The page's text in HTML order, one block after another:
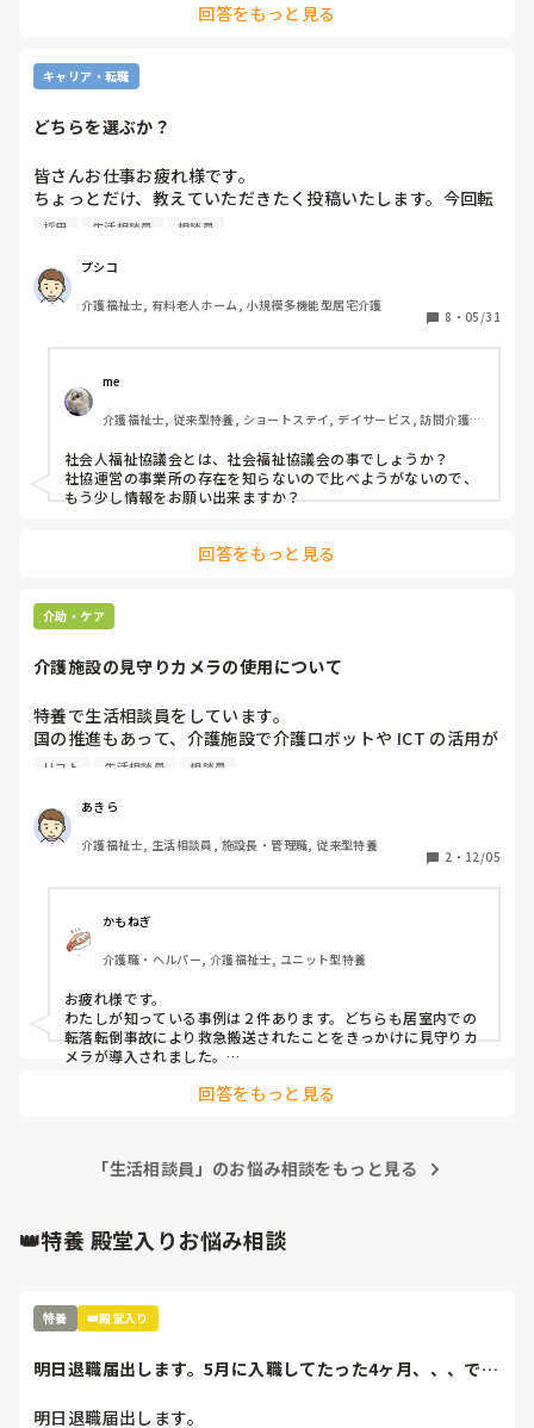
働き方が多様化する現代社会で、皆さん働くなら常勤or非常
そんな時代を知っているジジイから言わせてもらうと、確かに
しかし、ライフスタイルに合わせた生活をするにはやはり収入
が、常勤という非常勤よりはしっかりしている勤務扱いの方が
私はいいように思います。
ただ 常勤となれば 非常勤に比べ かなり仕事的にもつくなると
常勤という働き方で 自分の思っていたよりも収入が少なかった
りしても文句は言えなくなりますからね。
それでもいいというのであれば非常勤でもいいと思いますが、
うかなと思います。
回答をもっと見る
キャリア・転職
どちらを選ぶか？
皆さんお仕事お疲れ様です。
ちょっとだけ、教えていただきたく投稿いたします。今回転
職で無事に転職先が決まりましたが、皆さんならどちらに転
1 社会人福祉協議会(デイサービスのみ運営。介護員兼生活相
談員)
2　株式会社や有限会社が運営している、介護施設(デイサー
の2箇所から採用通知が来ました。どちらかを選びたいので
すが、迷っています。
皆さんだったら、どちらを選びますか？理由も教えてくださ
採用 生活相談員 相談員
プシコ
介護福祉士, 有料老人ホーム, 小規模多機能型居宅介護
8 ・ 05/31
me
介護福祉士, 従来型特養, ショートステイ, デイサービス, 訪問介護,
社会人福祉協議会とは、社会福祉協議会の事でしょうか？
社協運営の事業所の存在を知らないので比べようがないので、
もう少し情報をお願い出来ますか？
回答をもっと見る
介助・ケア
介護施設の見守りカメラの使用について
特養で生活相談員をしています。
国の推進もあって、介護施設で介護ロボットや ICT の活用が
徐々に進んでいるかと思います。
かし、見守りカメラについては、ご利用者さんへのプライバ
シーの観点から難色を示す声もあり、活用されていません。
皆様の施設では、ご利用者さんの居室に見守りの観点でカメ
反応はいかがですか？
リフト 生活相談員 相談員
あきら
介護福祉士, 生活相談員, 施設長・管理職, 従来型特養
2 ・ 12/05
かもねぎ
介護職・ヘルパー, 介護福祉士, ユニット型特養
お疲れ様です。
わたしが知っている事例は２件あります。どちらも居室内での
転落転倒事故により救急搬送されたことをきっかけに見守りカ
メラが導入されました。
なければいけませんね。
回答をもっと見る
「生活相談員」のお悩み相談をもっと見る
👑特養 殿堂入りお悩み相談
特養 👑殿堂入り
明日退職届出します。5月に入職してたった4ヶ月、、、で
明日退職届出します。